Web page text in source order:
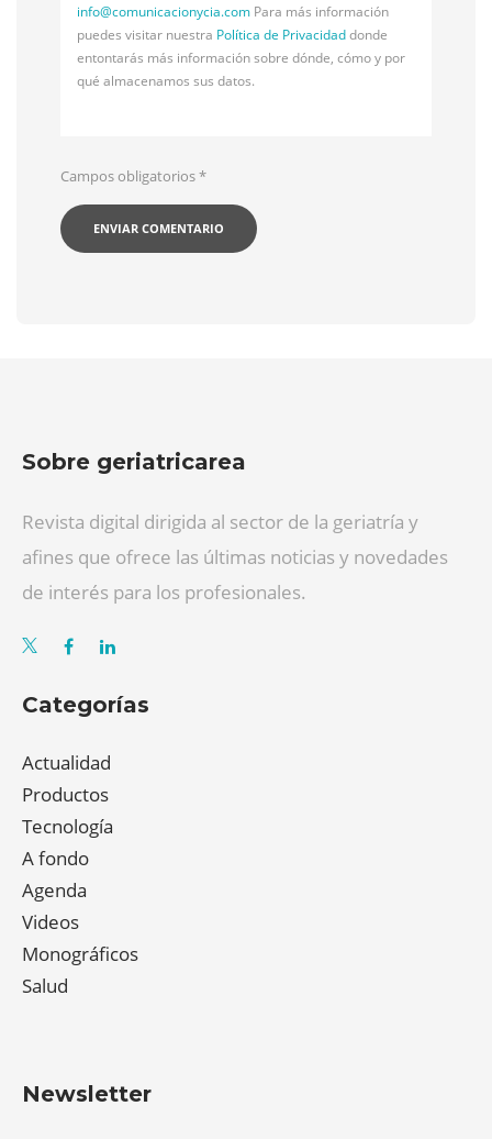
info@comunicacionycia.com Para más información
puedes visitar nuestra Política de Privacidaddonde
entontarás más información sobre dónde, cómo y por
qué almacenamos sus datos.
Campos obligatorios*
Sobre geriatricarea
Revista digital dirigida al sector de la geriatría y
afines que ofrece las últimas noticias y novedades
de interés para los profesionales.
Categorías
Actualidad
Productos
Tecnología
A fondo
Agenda
Videos
Monográficos
Salud
Newsletter